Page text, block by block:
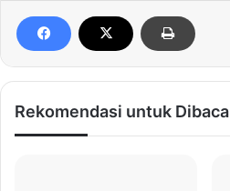
Rekomendasi untuk Dibaca